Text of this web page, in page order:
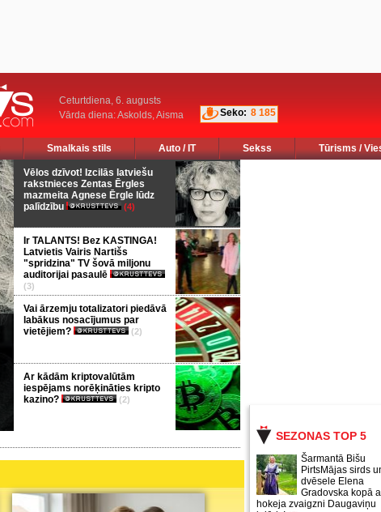
Ceturtdiena, 6. augusts
Vārda diena: Askolds, Aisma
Seko: 8 185
Smalkais stils Auto / IT Sekss Tūrisms /
SEZONAS TOP 5
Šarmantā Bišu
PirtsMājas sirds
dvēsele Elena
Gradovska kopā
hokeja zvaigzni Daugaviņu
Vēlos dzīvot! Izcilās latviešu
rakstnieces Zentas Ērgles
mazmeita Agnese Ērgle lūdz
palīdzību
(4)
Ir TALANTS! Bez KASTINGA!
Latvietis Vairis Nartišs
"spridzina" TV šovā miljonu
auditorijai pasaulē
(3)
Vai ārzemju totalizatori piedāvā
labākus nosacījumus par
vietējiem?
(2)
Ar kādām kriptovalūtām
iespējams norēķināties kripto
kazino?
(2)